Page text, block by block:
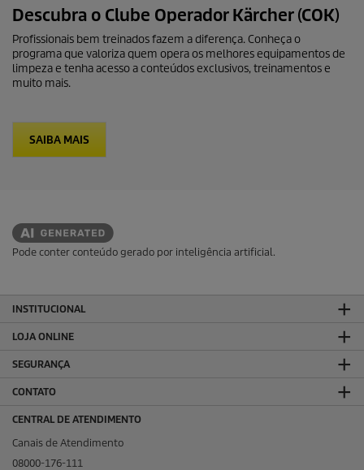
Descubra o Clube Operador Kärcher (COK)
Profissionais bem treinados fazem a diferença. Conheça o
programa que valoriza quem opera os melhores equipamentos de
limpeza e tenha acesso a conteúdos exclusivos, treinamentos e
muito mais.
SAIBA MAIS
Pode conter conteúdo gerado por inteligência artificial.
INSTITUCIONAL
LOJA ONLINE
SEGURANÇA
CONTATO
CENTRAL DE ATENDIMENTO
Canais de Atendimento
08000-176-111